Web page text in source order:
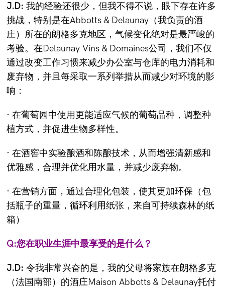
J.D: 我的经验还很少，但我不得不说，眼下存在许多
挑战，特别是在Abbotts & Delaunay（我负责的酒
庄）所在的朗格多克地区，气候变化绝对是最严峻的
考验。在Delaunay Vins & Domaines公司，我们不仅
通过改变工作习惯来减少办公室与仓库的电力消耗和
废弃物，并且每采取一系列举措从而减少对环境的影
响：
· 在葡萄园中使用更能适应气候的葡萄品种，调整种
植方式，并促进生物多样性。
· 在酒窖中实验酿酒和陈酿技术，从而增强清新感和
优雅感，合理并优化用水量，并减少废弃物。
· 在营销方面，通过合理化包装，使其更加环保（包
括瓶子的重量，循环利用纸张，来自可持续森林的纸
箱）
Q:您在职业生涯中最享受的是什么？
J.D: 令我非常兴奋的是，我的父母将家族在朗格多克
（法国南部）的酒庄Maison Abbotts & Delaunay托付